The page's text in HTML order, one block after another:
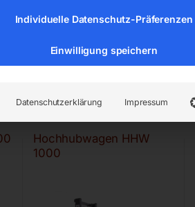
Hochhubwagen HHW
1000
Individuelle Datenschutz-Präferenzen
Einwilligung speichern
Datenschutzerklärung Impressum